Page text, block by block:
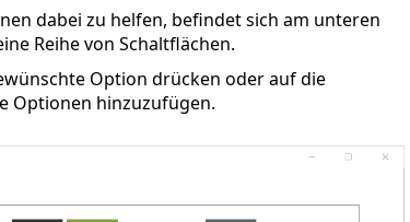
dabei zu helfen, befindet sich am unteren
Reihe von Schaltflächen.
Option drücken oder auf die
Optionen hinzuzufügen.